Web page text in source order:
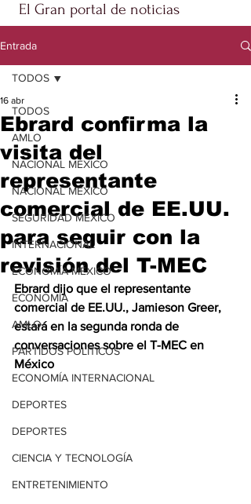
El Gran portal de noticias
Entrada
TODOS
AMLO
NACIONAL MÉXICO
NACIONAL MÉXICO
SEGURIDAD MÉXICO
INTERNACIONAL
ECONOMÍA MÉXICO
ECONOMÍA
AMLO
PARTIDOS POLÍTICOS
ECONOMÍA INTERNACIONAL
DEPORTES
DEPORTES
CIENCIA Y TECNOLOGÍA
ENTRETENIMIENTO
TODOS
Ebrard confirma la
visita del
representante
comercial de EE.UU.
para seguir con la
revisión del T-MEC
16 abr
Ebrard dijo que el representante
comercial de EE.UU., Jamieson Greer,
estará en la segunda ronda de
conversaciones sobre el T-MEC en
México